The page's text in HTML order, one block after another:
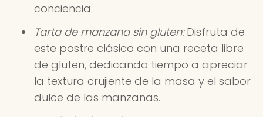
conciencia.
Tarta de manzana sin gluten:Disfruta de
este postre clásico con una receta libre
de gluten, dedicando tiempo a apreciar
la textura crujiente de la masa y el sabor
dulce de las manzanas.